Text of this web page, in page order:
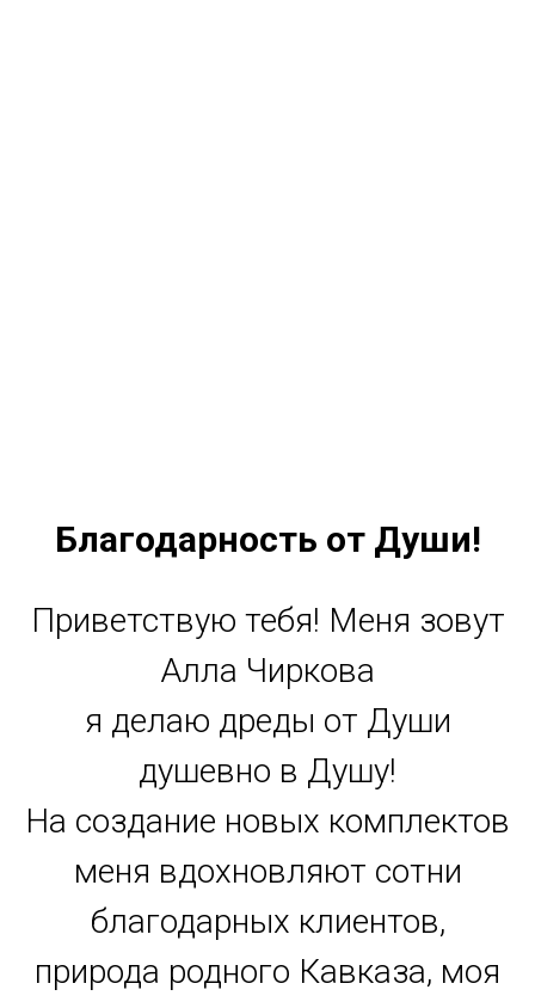
Благодарность от Души!
Приветствую тебя! Меня зовут
Алла Чиркова
я делаю дреды от Души
душевно в Душу!
На создание новых комплектов
меня вдохновляют сотни
благодарных клиентов,
природа родного Кавказа, моя